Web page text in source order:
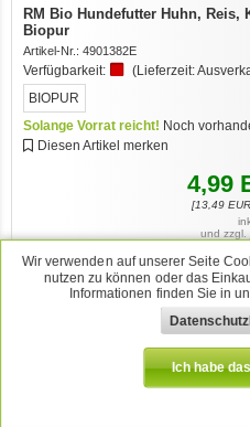
RM Bio Hundefutter Huhn, Reis,
Biopur
Artikel-Nr.: 4901382E
Verfügbarkeit: (Lieferzeit:
BIOPUR
Solange Vorrat reicht! Noch
Diesen Artikel merken
4,99
[13,49
und zzgl.
Wir verwenden auf unserer Seite
nutzen zu können oder das
Informationen finden Sie in
Ich habe